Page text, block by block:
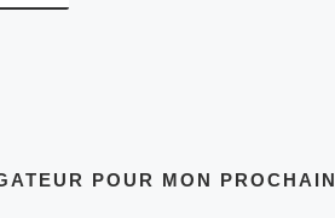
POUR MON PROCHAIN